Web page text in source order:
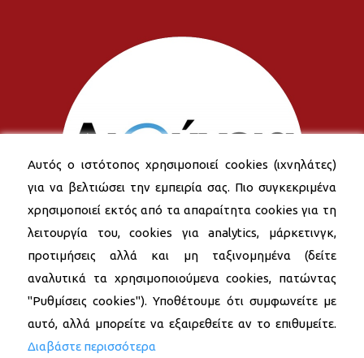
Αυτός ο ιστότοπος χρησιμοποιεί cookies (ιχνηλάτες)
για να βελτιώσει την εμπειρία σας. Πιο συγκεκριμένα
χρησιμοποιεί εκτός από τα απαραίτητα cookies για τη
λειτουργία του, cookies για analytics, μάρκετινγκ,
προτιμήσεις αλλά και μη ταξινομημένα (δείτε
αναλυτικά τα χρησιμοποιούμενα cookies, πατώντας
"Ρυθμίσεις cookies"). Υποθέτουμε ότι συμφωνείτε με
αυτό, αλλά μπορείτε να εξαιρεθείτε αν το επιθυμείτε.
Διαβάστε περισσότερα